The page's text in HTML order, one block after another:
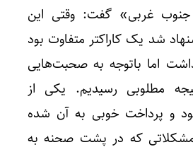
جنوب غربی» گفت: وقتی این
شد یک کاراکتر متفاوت بود
اما باتوجه به صحبت‌هایی
مطلوبی رسیدیم. یکی از
و پرداخت خوبی به آن شده
مشکلاتی که در پشت صحنه به